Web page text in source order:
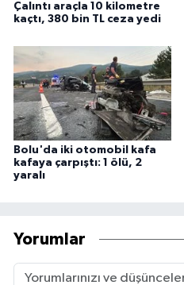
Çalıntı araçla 10 kilometre
kaçtı, 380 bin TL ceza yedi
Bolu'da iki otomobil kafa
kafaya çarpıştı: 1 ölü, 2
yaralı
Yorumlar